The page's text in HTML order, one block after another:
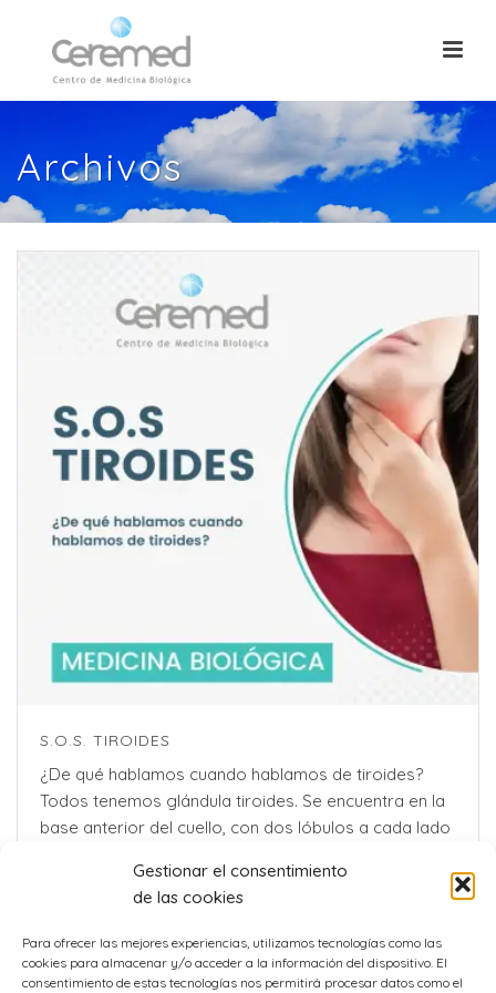
Gestionar el consentimiento
de las cookies
Para ofrecer las mejores experiencias, utilizamos tecnologías como las
cookies para almacenar y/o acceder a la información del dispositivo. El
consentimiento de estas tecnologías nos permitirá procesar datos como el
Archivos
S.O.S. TIROIDES
¿De qué hablamos cuando hablamos de tiroides?
Todos tenemos glándula tiroides. Se encuentra en la
base anterior del cuello, con dos lóbulos a cada lado